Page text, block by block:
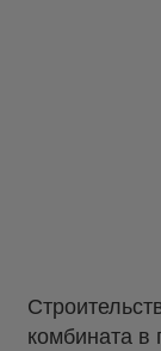
комбината в